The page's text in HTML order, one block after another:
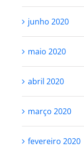
junho 2020
maio 2020
abril 2020
março 2020
fevereiro 2020